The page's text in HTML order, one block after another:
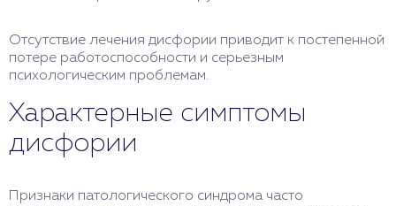
Отсутствие лечения дисфории приводит к постепенной
потере работоспособности и серьезным
психологическим проблемам.
Характерные симптомы
дисфории
Признаки патологического синдрома часто